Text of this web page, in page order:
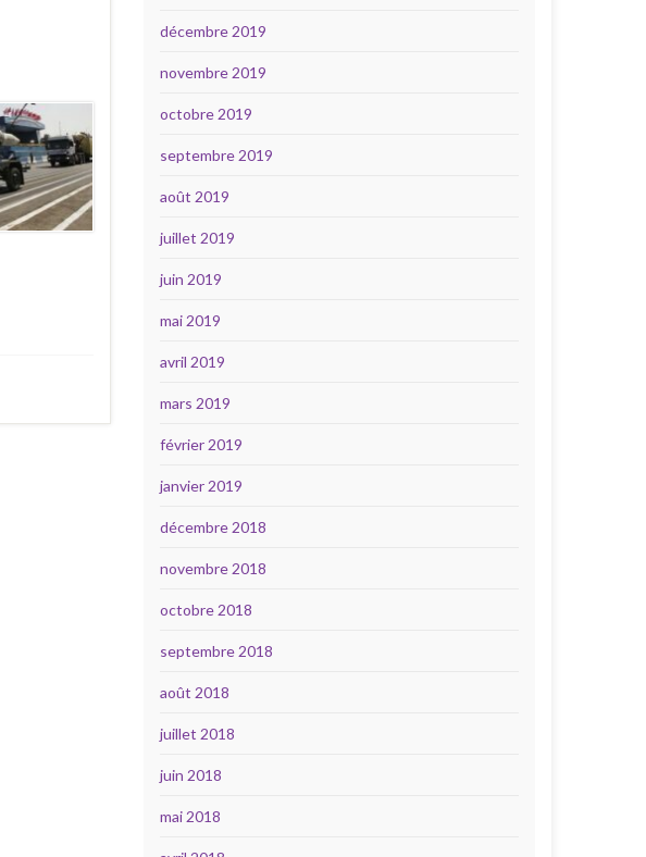
décembre 2019
novembre 2019
octobre 2019
septembre 2019
août 2019
juillet 2019
juin 2019
mai 2019
avril 2019
mars 2019
février 2019
janvier 2019
décembre 2018
novembre 2018
octobre 2018
septembre 2018
août 2018
juillet 2018
juin 2018
mai 2018